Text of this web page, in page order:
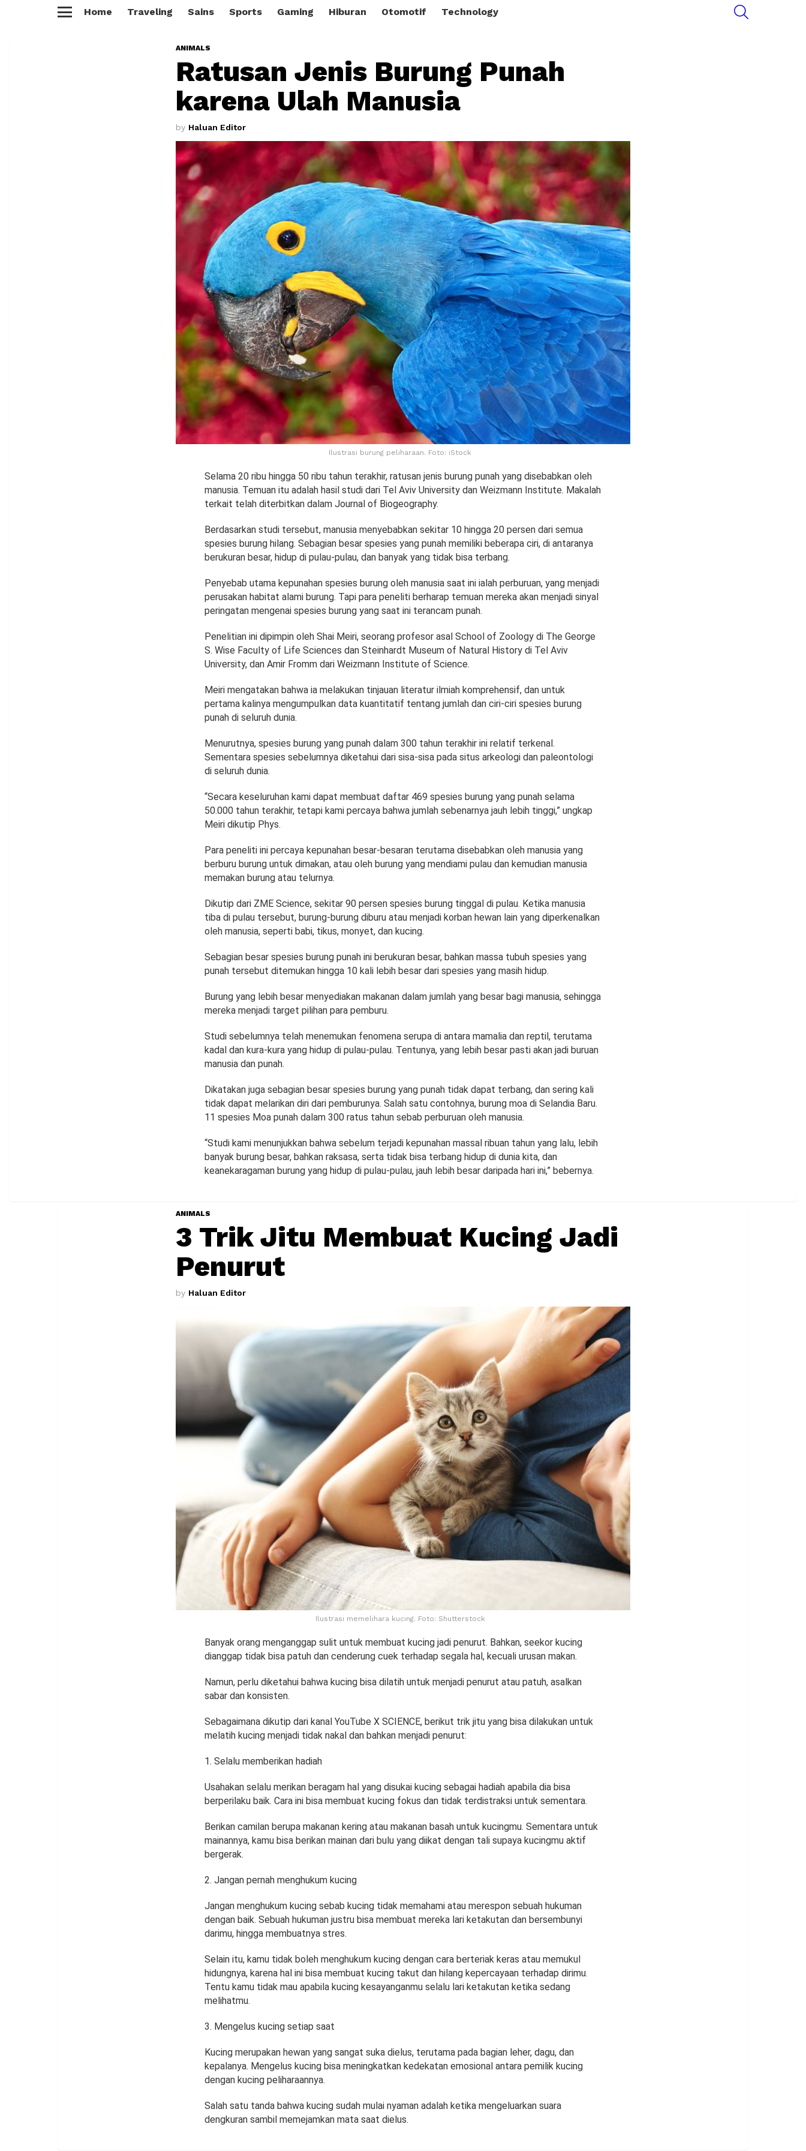
Home Traveling Sains Sports Gaming Hiburan Otomotif Technology
ANIMALS
Ratusan Jenis Burung Punah
karena Ulah Manusia
by Haluan Editor
Ilustrasi burung peliharaan. Foto: iStock
Selama 20 ribu hingga 50 ribu tahun terakhir, ratusan jenis burung punah yang disebabkan oleh
manusia. Temuan itu adalah hasil studi dari Tel Aviv University dan Weizmann Institute. Makalah
terkait telah diterbitkan dalam Journal of Biogeography.
Berdasarkan studi tersebut, manusia menyebabkan sekitar 10 hingga 20 persen dari semua
spesies burung hilang. Sebagian besar spesies yang punah memiliki beberapa ciri, di antaranya
berukuran besar, hidup di pulau-pulau, dan banyak yang tidak bisa terbang.
Penyebab utama kepunahan spesies burung oleh manusia saat ini ialah perburuan, yang menjadi
perusakan habitat alami burung. Tapi para peneliti berharap temuan mereka akan menjadi sinyal
peringatan mengenai spesies burung yang saat ini terancam punah.
Penelitian ini dipimpin oleh Shai Meiri, seorang profesor asal School of Zoology di The George
S. Wise Faculty of Life Sciences dan Steinhardt Museum of Natural History di Tel Aviv
University, dan Amir Fromm dari Weizmann Institute of Science.
Meiri mengatakan bahwa ia melakukan tinjauan literatur ilmiah komprehensif, dan untuk
pertama kalinya mengumpulkan data kuantitatif tentang jumlah dan ciri-ciri spesies burung
punah di seluruh dunia.
Menurutnya, spesies burung yang punah dalam 300 tahun terakhir ini relatif terkenal.
Sementara spesies sebelumnya diketahui dari sisa-sisa pada situs arkeologi dan paleontologi
di seluruh dunia.
“Secara keseluruhan kami dapat membuat daftar 469 spesies burung yang punah selama
50.000 tahun terakhir, tetapi kami percaya bahwa jumlah sebenarnya jauh lebih tinggi,” ungkap
Meiri dikutip Phys.
Para peneliti ini percaya kepunahan besar-besaran terutama disebabkan oleh manusia yang
berburu burung untuk dimakan, atau oleh burung yang mendiami pulau dan kemudian manusia
memakan burung atau telurnya.
Dikutip dari ZME Science, sekitar 90 persen spesies burung tinggal di pulau. Ketika manusia
tiba di pulau tersebut, burung-burung diburu atau menjadi korban hewan lain yang diperkenalkan
oleh manusia, seperti babi, tikus, monyet, dan kucing.
Sebagian besar spesies burung punah ini berukuran besar, bahkan massa tubuh spesies yang
punah tersebut ditemukan hingga 10 kali lebih besar dari spesies yang masih hidup.
Burung yang lebih besar menyediakan makanan dalam jumlah yang besar bagi manusia, sehingga
mereka menjadi target pilihan para pemburu.
Studi sebelumnya telah menemukan fenomena serupa di antara mamalia dan reptil, terutama
kadal dan kura-kura yang hidup di pulau-pulau. Tentunya, yang lebih besar pasti akan jadi buruan
manusia dan punah.
Dikatakan juga sebagian besar spesies burung yang punah tidak dapat terbang, dan sering kali
tidak dapat melarikan diri dari pemburunya. Salah satu contohnya, burung moa di Selandia Baru.
11 spesies Moa punah dalam 300 ratus tahun sebab perburuan oleh manusia.
“Studi kami menunjukkan bahwa sebelum terjadi kepunahan massal ribuan tahun yang lalu, lebih
banyak burung besar, bahkan raksasa, serta tidak bisa terbang hidup di dunia kita, dan
keanekaragaman burung yang hidup di pulau-pulau, jauh lebih besar daripada hari ini,” bebernya.
ANIMALS
3 Trik Jitu Membuat Kucing Jadi
Penurut
by Haluan Editor
Ilustrasi memelihara kucing. Foto: Shutterstock
Banyak orang menganggap sulit untuk membuat kucing jadi penurut. Bahkan, seekor kucing
dianggap tidak bisa patuh dan cenderung cuek terhadap segala hal, kecuali urusan makan.
Namun, perlu diketahui bahwa kucing bisa dilatih untuk menjadi penurut atau patuh, asalkan
sabar dan konsisten.
Sebagaimana dikutip dari kanal YouTube X SCIENCE, berikut trik jitu yang bisa dilakukan untuk
melatih kucing menjadi tidak nakal dan bahkan menjadi penurut:
Selalu memberikan hadiah
Usahakan selalu merikan beragam hal yang disukai kucing sebagai hadiah apabila dia bisa
berperilaku baik. Cara ini bisa membuat kucing fokus dan tidak terdistraksi untuk sementara.
Berikan camilan berupa makanan kering atau makanan basah untuk kucingmu. Sementara untuk
mainannya, kamu bisa berikan mainan dari bulu yang diikat dengan tali supaya kucingmu aktif
bergerak.
Jangan pernah menghukum kucing
Jangan menghukum kucing sebab kucing tidak memahami atau merespon sebuah hukuman
dengan baik. Sebuah hukuman justru bisa membuat mereka lari ketakutan dan bersembunyi
darimu, hingga membuatnya stres.
Selain itu, kamu tidak boleh menghukum kucing dengan cara berteriak keras atau memukul
hidungnya, karena hal ini bisa membuat kucing takut dan hilang kepercayaan terhadap dirimu.
Tentu kamu tidak mau apabila kucing kesayanganmu selalu lari ketakutan ketika sedang
melihatmu.
Mengelus kucing setiap saat
Kucing merupakan hewan yang sangat suka dielus, terutama pada bagian leher, dagu, dan
kepalanya. Mengelus kucing bisa meningkatkan kedekatan emosional antara pemilik kucing
dengan kucing peliharaannya.
Salah satu tanda bahwa kucing sudah mulai nyaman adalah ketika mengeluarkan suara
dengkuran sambil memejamkan mata saat dielus.